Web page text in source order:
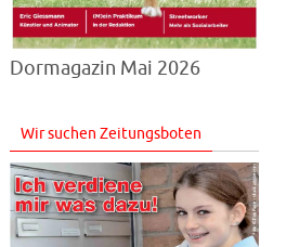
Dormagazin Mai 2026
Wir suchen Zeitungsboten